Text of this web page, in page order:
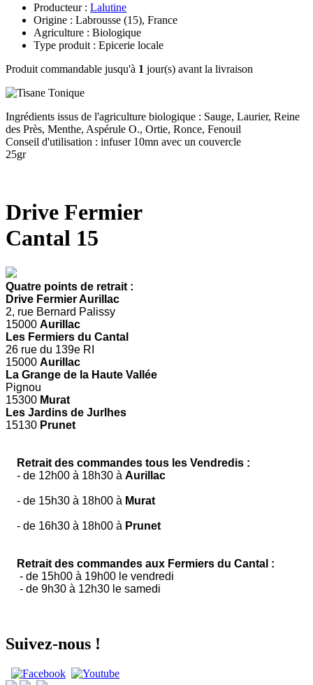
Producteur : Lalutine
Origine : Labrousse (15), France
Agriculture : Biologique
Type produit : Epicerie locale
Produit commandable jusqu'à 1 jour(s) avant la livraison
Ingrédients issus de l'agriculture biologique : Sauge, Laurier, Reine
des Près, Menthe, Aspérule O., Ortie, Ronce, Fenouil
Conseil d'utilisation : infuser 10mn avec un couvercle
25gr
Drive Fermier
Cantal 15
Quatre points de retrait :
Drive Fermier Aurillac
2, rue Bernard Palissy
15000 Aurillac
Les Fermiers du Cantal
26 rue du 139e RI
15000 Aurillac
La Grange de la Haute Vallée
Pignou
15300 Murat
Les Jardins de Jurlhes
15130 Prunet
Retrait des commandes tous les Vendredis :
- de 12h00 à 18h30 à Aurillac
- de 15h30 à 18h00 à Murat
- de 16h30 à 18h00 à Prunet
Retrait des commandes aux Fermiers du Cantal :
- de 15h00 à 19h00 le vendredi
- de 9h30 à 12h30 le samedi
Suivez-nous !